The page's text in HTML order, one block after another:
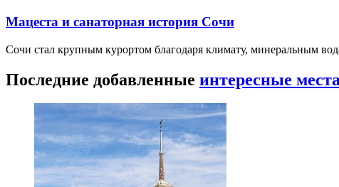
Мацеста и санаторная история Сочи
Сочи стал крупным курортом благодаря климату, минеральным
Последние добавленные интересные места